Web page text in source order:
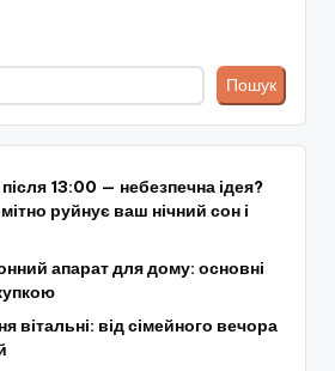
Пошук
13:00 — небезпечна ідея?
руйнує ваш нічний сон і
апарат для дому: основні
вітальні: від сімейного вечора